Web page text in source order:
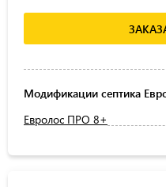
Модификации септика
Евролос ПРО 8+